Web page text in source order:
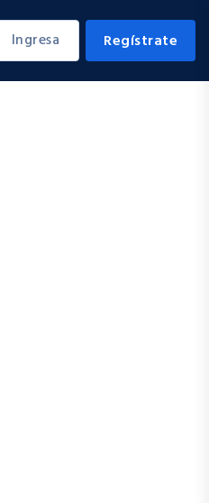
Ingresa Regístrate